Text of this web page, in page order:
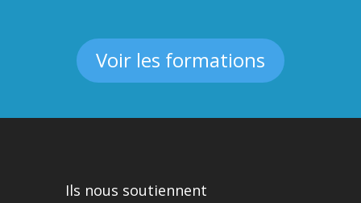
Voir les formations
Ils nous soutiennent